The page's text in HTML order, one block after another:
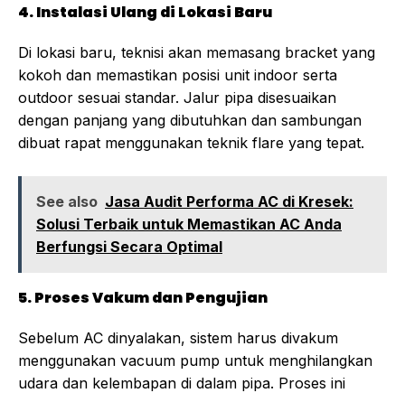
4. Instalasi Ulang di Lokasi Baru
Di lokasi baru, teknisi akan memasang bracket yang
kokoh dan memastikan posisi unit indoor serta
outdoor sesuai standar. Jalur pipa disesuaikan
dengan panjang yang dibutuhkan dan sambungan
dibuat rapat menggunakan teknik flare yang tepat.
See also Jasa Audit Performa AC di Kresek:
Solusi Terbaik untuk Memastikan AC Anda
Berfungsi Secara Optimal
5. Proses Vakum dan Pengujian
Sebelum AC dinyalakan, sistem harus divakum
menggunakan vacuum pump untuk menghilangkan
udara dan kelembapan di dalam pipa. Proses ini